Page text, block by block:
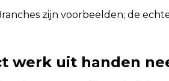
zijn voorbeelden; de
werk uit handen